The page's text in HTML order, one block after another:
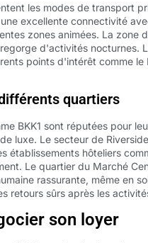
les modes de transport
excellente connectivité
zones animées. La zone
d'activités nocturnes.
points d'intérêt comme
quartiers
BKK1 sont réputées pour
luxe. Le secteur de
établissements hôteliers
Le quartier du Marché
rassurante, même en
retours sûrs après les
son loyer